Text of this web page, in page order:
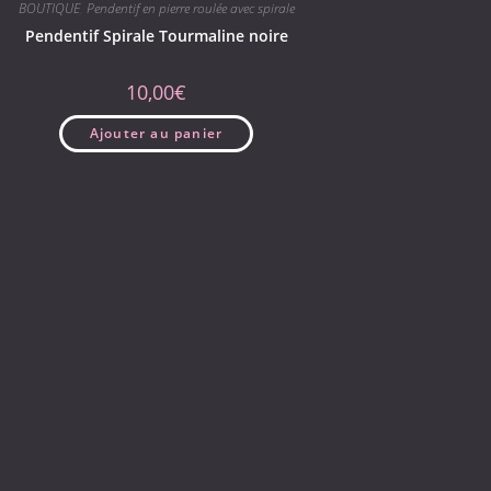
BOUTIQUE, Pendentif en pierre roulée avec spirale
Pendentif Spirale Tourmaline noire
10,00€
Ajouter au panier